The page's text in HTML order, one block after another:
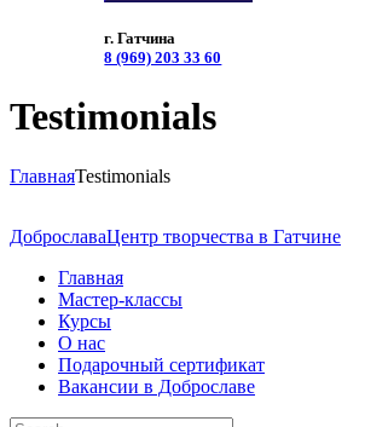
г. Гатчина
8 (969) 203 33 60
Testimonials
ГлавнаяTestimonials
ДоброславаЦентр творчества в Гатчине
Главная
Мастер-классы
Курсы
О нас
Подарочный сертификат
Вакансии в Доброславе